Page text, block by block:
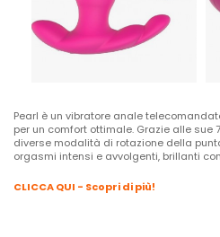
Pearl è un vibratore anale
per un comfort ottimale. Grazie alle sue
diverse modalità di rotazione della
orgasmi intensi e avvolgenti, brillanti
CLICCA QUI - Scopri di più!